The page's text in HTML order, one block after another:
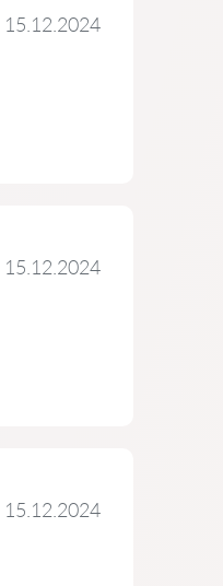
15.12.2024
15.12.2024
15.12.2024